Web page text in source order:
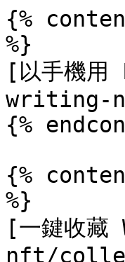
{%
%}
[以手機
writing-
{%
{%
%}
[一鍵收
nft/